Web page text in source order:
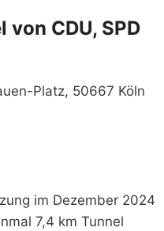
CDU, SPD
Platz, 50667 Köln
im Dezember 2024
7,4 km Tunnel